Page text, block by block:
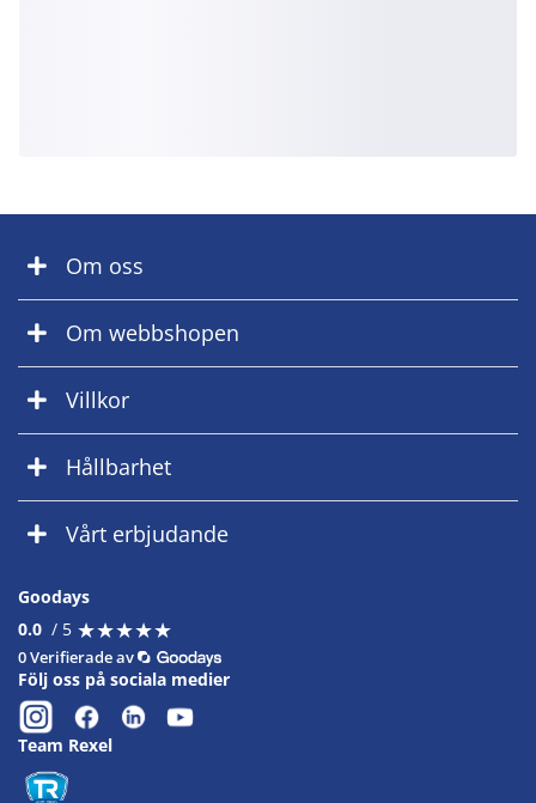
Om oss
Om webbshopen
Villkor
Hållbarhet
Vårt erbjudande
Goodays
0.0 / 5 ★★★★★
★★★★★
0 Verifierade av
Följ oss på sociala medier
Team Rexel